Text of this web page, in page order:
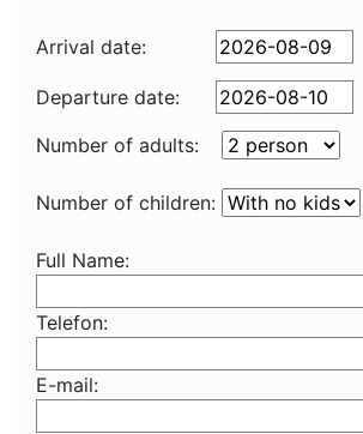
Arrival date:
Departure date:
Number of adults:
Number of children:
Full Name:
Telefon:
E-mail: